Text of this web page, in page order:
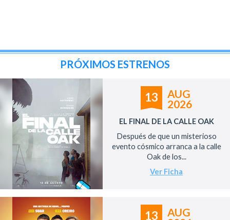
PRÓXIMOS ESTRENOS
13
AUG
2026
EL FINAL DE LA CALLE OAK
Después de que un misterioso
evento cósmico arranca a la calle
Oak de los...
Ver Ficha
13
AUG